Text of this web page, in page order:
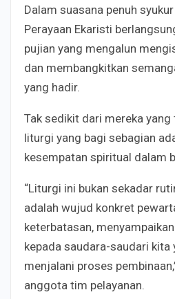
Dalam suasana penuh
Perayaan Ekaristi
pujian yang mengalun
dan membangkitkan
yang hadir.
Tak sedikit dari mereka
liturgi yang bagi sebagian
kesempatan spiritual dalam
“Liturgi ini bukan sekadar
adalah wujud konkret
keterbatasan,
kepada saudara-saudari kita
menjalani proses
anggota tim pelayanan.